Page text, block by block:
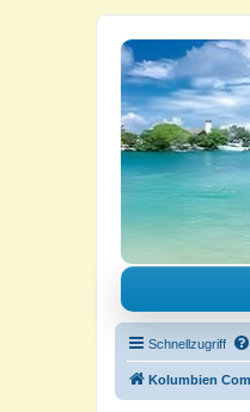
Reisen, Auswandern,
Schnellzugriff
Kolumbien